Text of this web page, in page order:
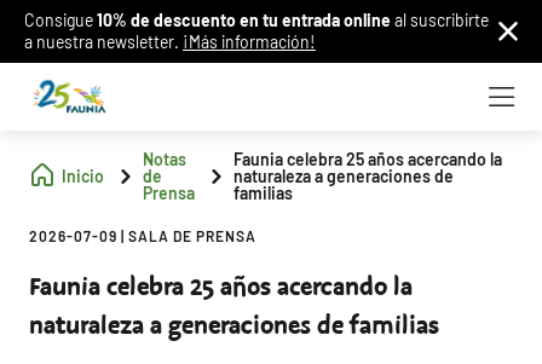
Consigue10% de descuento en tu entrada onlineal suscribirte
a nuestra newsletter. ¡Más información!
Inicio
Notas
de
Prensa
Faunia celebra 25 años acercando la
naturaleza a generaciones de
familias
2026-07-09 SALA DE PRENSA
Faunia celebra 25 años acercando la
naturaleza a generaciones de familias